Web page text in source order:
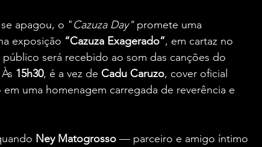
apagou, o "Cazuza Day" promete uma
exposição “Cazuza Exagerado”, em cartaz no
público será recebido ao som das canções do
15h30, é a vez de Cadu Caruzo, cover oficial
uma homenagem carregada de reverência e
Ney Matogrosso — parceiro e amigo íntimo